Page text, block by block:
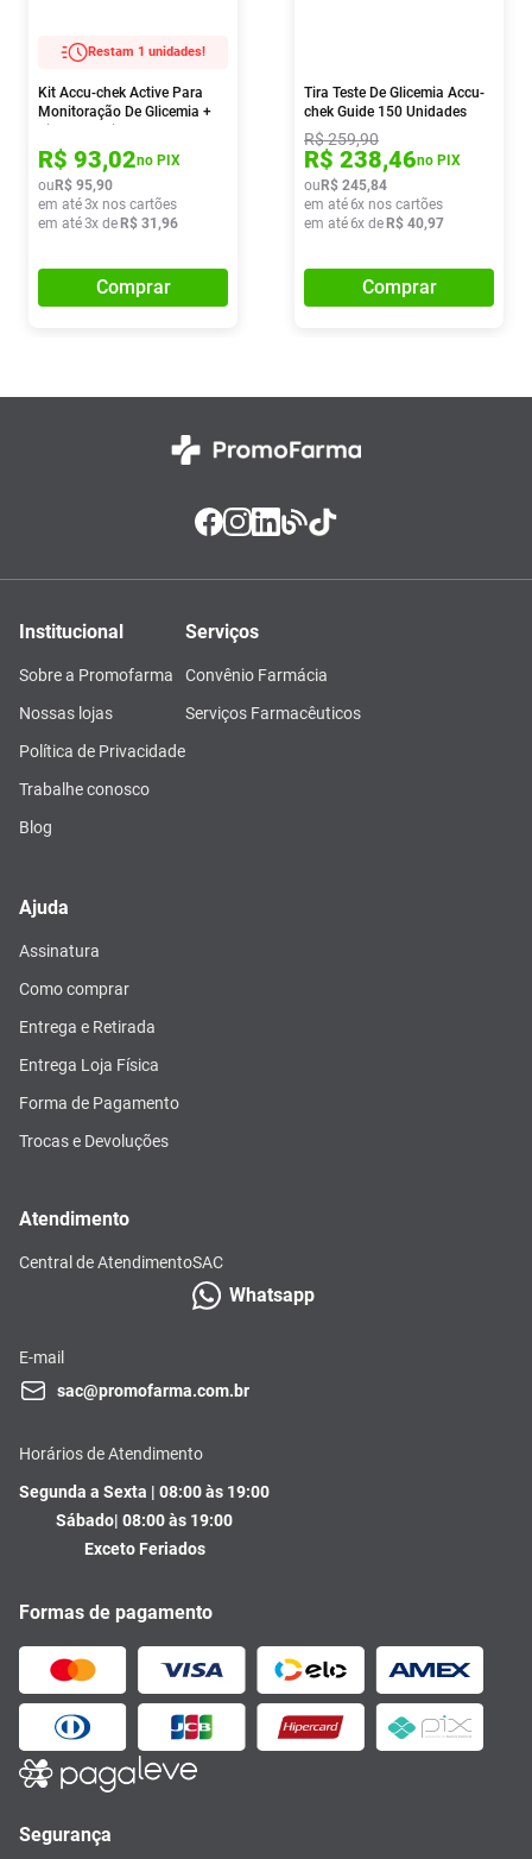
Restam 1 unidades!
Kit Accu-chek Active Para
Monitoração De Glicemia +
R$ 93,02no PIX
ou R$ 95,90
em até3x nos cartões
em até3x de R$ 31 ,96
Comprar
Tira Teste De Glicemia Accu-
chek Guide 150 Unidades
R$259,90
R$ 238,46no PIX
ou R$ 245,84
em até6x nos cartões
em até6x de R$ 40,97
Comprar
Institucional
Sobre a Promofarma
Nossas lojas
Política de Privacidade
Trabalhe conosco
Blog
Serviços
Convênio Farmácia
Serviços Farmacêuticos
Ajuda
Assinatura
Como comprar
Entrega e Retirada
Entrega Loja Física
Forma de Pagamento
Trocas e Devoluções
Atendimento
Central de AtendimentoSAC
Whatsapp
E-mail
sac@promofarma.com.br
Horários de Atendimento
Segunda a Sexta | 08:00 às 19:00
Sábado| 08:00 às 19:00
Exceto Feriados
Formas de pagamento
Segurança